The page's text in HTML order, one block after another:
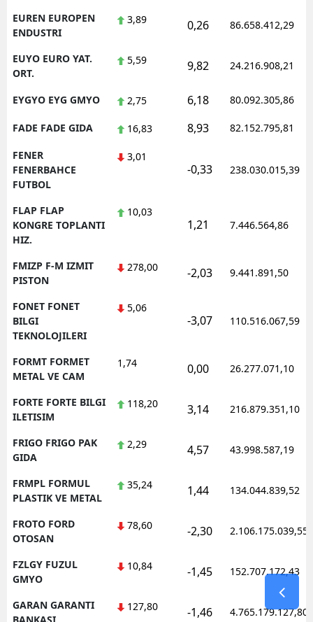
EUREN EUROPEN
ENDUSTRI
3,89 0,26 86.658.412,29
EUYO EURO YAT.
ORT.
5,59 9,82 24.216.908,21
EYGYO EYG GMYO 2,75 6,18 80.092.305,86
FADE FADE GIDA 16,83 8,93 82.152.795,81
FENER
FENERBAHCE
FUTBOL
3,01
-0,33 238.030.015,39
FLAP FLAP
KONGRE TOPLANTI
HIZ.
10,03
1,21 7.446.564,86
FMIZP F-M IZMIT
PISTON
278,00 -2,03 9.441.891,50
FONET FONET
BILGI
TEKNOLOJILERI
5,06
-3,07 110.516.067,59
FORMT FORMET
METAL VE CAM
1,74 0,00 26.277.071,10
FORTE FORTE BILGI
ILETISIM
118,20 3,14 216.879.351,10
FRIGO FRIGO PAK
GIDA
2,29 4,57 43.998.587,19
FRMPL FORMUL
PLASTIK VE METAL
35,24 1,44 134.044.839,52
FROTO FORD
OTOSAN
78,60 -2,30 2.106.175.039,55
FZLGY FUZUL
GMYO
10,84 -1,45 152.707.172,43
GARAN GARANTI
127,80 -1,46 4.765.179.127,80